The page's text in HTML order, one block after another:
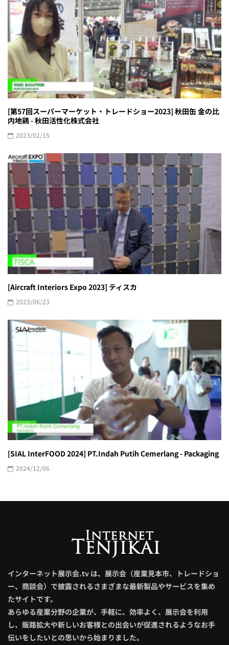
[第57回スーパーマーケット・トレードショー2023] 秋田缶 金の比
内地鶏 - 秋田活性化株式会社
2023/02/15
[Aircraft Interiors Expo 2023] ティスカ
2023/06/23
[SIAL InterFOOD 2024] PT.Indah Putih Cemerlang - Packaging
2024/12/06
インターネット展示会.tv は、展示会（産業見本市、トレードショ
ー、商談会）で披露されるさまざまな最新製品やサービスを集め
たサイトです。
あらゆる産業分野の企業が、手軽に、効率よく、展示会を利用
し、販路拡大や新しいお客様との出会いが促進されるようなお手
伝いをしたいとの思いから始まりました。